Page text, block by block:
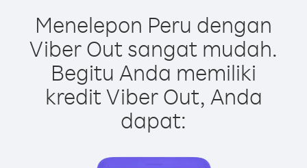
Menelepon Peru dengan
Viber Out sangat mudah.
Begitu Anda memiliki
kredit Viber Out, Anda
dapat: